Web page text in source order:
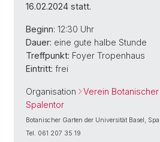
16.02.2024 statt.
Beginn: 12:30 Uhr
Dauer: eine gute halbe Stunde
Treffpunkt: Foyer Tropenhaus
Eintritt: frei
Organisation
Verein
Spalentor
Botanischer Garten der Universität Basel,
Tel. 061 207 35 19